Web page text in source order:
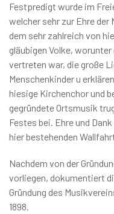
Festpredigt wurde im
welcher sehr zur Ehre
dem sehr zahlreich von
gläubigen Volke,
vertreten war, die große
Menschenkinder u
hiesige Kirchenchor und
gegründete Ortsmusik
Festes bei. Ehre und
hier bestehenden
Nachdem von der
vorliegen, dokumentiert
Gründung des
1898.